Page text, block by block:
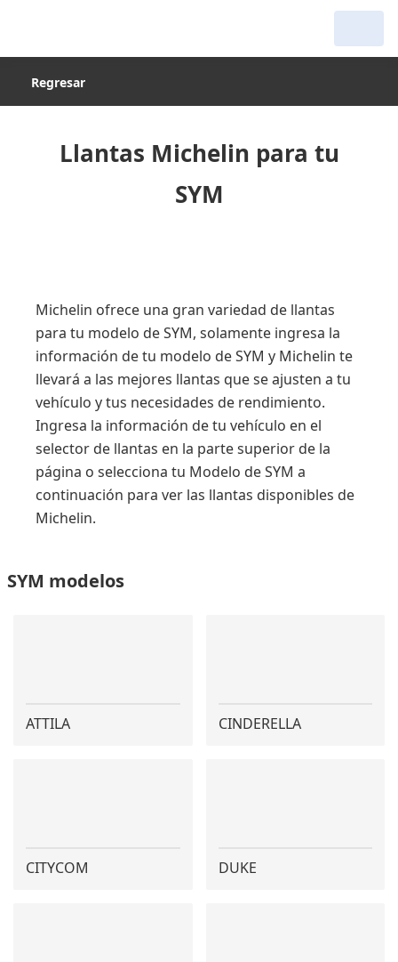
Regresar
Llantas Michelin para tu
SYM
Michelin ofrece una gran variedad de llantas
para tu modelo de SYM, solamente ingresa la
información de tu modelo de SYM y Michelin te
llevará a las mejores llantas que se ajusten a tu
vehículo y tus necesidades de rendimiento.
Ingresa la información de tu vehículo en el
selector de llantas en la parte superior de la
página o selecciona tu Modelo de SYM a
continuación para ver las llantas disponibles de
Michelin.
SYM modelos
ATTILA CINDERELLA
CITYCOM DUKE